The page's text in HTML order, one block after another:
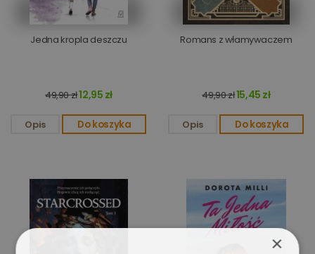
Jedna kropla deszczu
49,90 zł12,95 zł
Opis Do koszyka
Romans z włamywaczem
49,90 zł15,45 zł
Opis Do koszyka
×